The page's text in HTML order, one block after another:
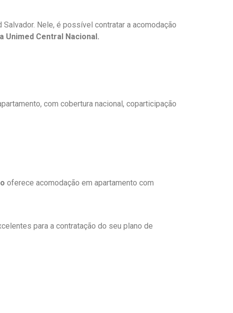
Nele, é possível contratar a acomodação
Unimed Central Nacional.
com cobertura nacional, coparticipação
oferece acomodação em apartamento com
para a contratação do seu plano de